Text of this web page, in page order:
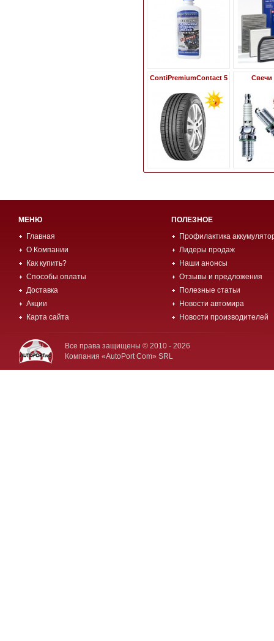
ContiPremiumContact 5 Свечи
МЕНЮ
Главная
О Компании
Как купить?
Способы оплаты
Доставка
Акции
Карта сайта
ПОЛЕЗНОЕ
Профилактика
Лидеры продаж
Наши анонсы
Отзывы и предложения
Полезные статьи
Новости автомира
Новости производителей
Все права защищены © 2010 - 2026
Компания «AutoPort Com» SRL